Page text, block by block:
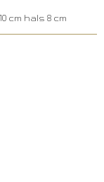
cm hals 8 cm